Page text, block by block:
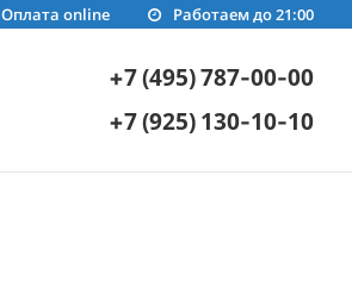
Работаем до 21:00
Оплата online
+7 (495) 787-00-00
+7 (925) 130-10-10